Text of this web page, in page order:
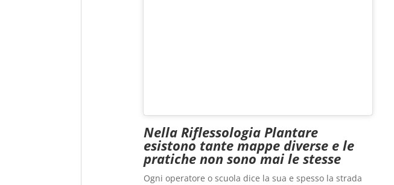
Nella Riflessologia Plantare
esistono tante mappe diverse e le
pratiche non sono mai le stesse
Ogni operatore o scuola dice la sua e spesso la strada